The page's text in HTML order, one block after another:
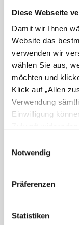
Diese Webseite
Damit wir Ihnen
Website das
verwenden wir
wählen Sie aus,
möchten und
Klick auf „Allen
Verwendung
Einwilligung
https://
Notwendig
Präferenzen
Statistiken
Maßnahmen in der
hat sich das
Gemeindebetrieb
Mitarbeiter sind
zufrieden.
Welche
haben sich im
Es können nicht alle
Gemeindebetriebs
Was bedeutet